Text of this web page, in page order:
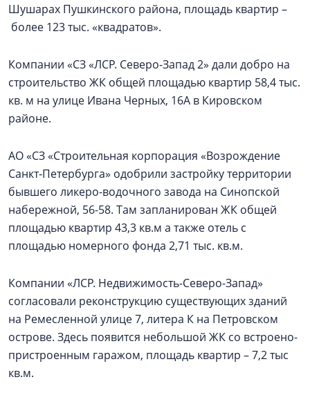
Шушарах Пушкинского района, площадь квартир –
более 123 тыс. «квадратов».
Компании «СЗ «ЛСР. Северо-Запад 2» дали добро на
строительство ЖК общей площадью квартир 58,4 тыс.
кв. м на улице Ивана Черных, 16А в Кировском
районе.
АО «СЗ «Строительная корпорация «Возрождение
Санкт‑Петербурга» одобрили застройку территории
бывшего ликеро-водочного завода на Синопской
набережной, 56-58. Там запланирован ЖК общей
площадью квартир 43,3 кв.м а также отель с
площадью номерного фонда 2,71 тыс. кв.м.
Компании «ЛСР. Недвижимость-Северо-Запад»
согласовали реконструкцию существующих зданий
на Ремесленной улице 7, литера К на Петровском
острове. Здесь появится небольшой ЖК со встроено-
пристроенным гаражом, площадь квартир – 7,2 тыс
кв.м.